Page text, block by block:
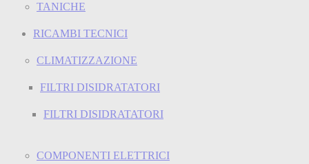
TANICHE
RICAMBI TECNICI
CLIMATIZZAZIONE
FILTRI DISIDRATATORI
FILTRI DISIDRATATORI
COMPONENTI ELETTRICI